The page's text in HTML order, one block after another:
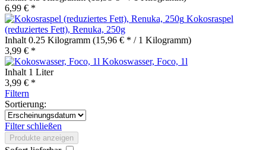
6,99 € *
Kokosraspel
(reduziertes Fett), Renuka, 250g
Inhalt 0.25 Kilogramm (15,96 € * / 1 Kilogramm)
3,99 € *
Kokoswasser, Foco, 1l
Inhalt 1 Liter
3,99 € *
Filtern
Sortierung:
Filter schließen
Produkte anzeigen